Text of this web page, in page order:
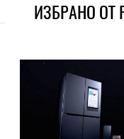
ИЗБРАНО ОТ